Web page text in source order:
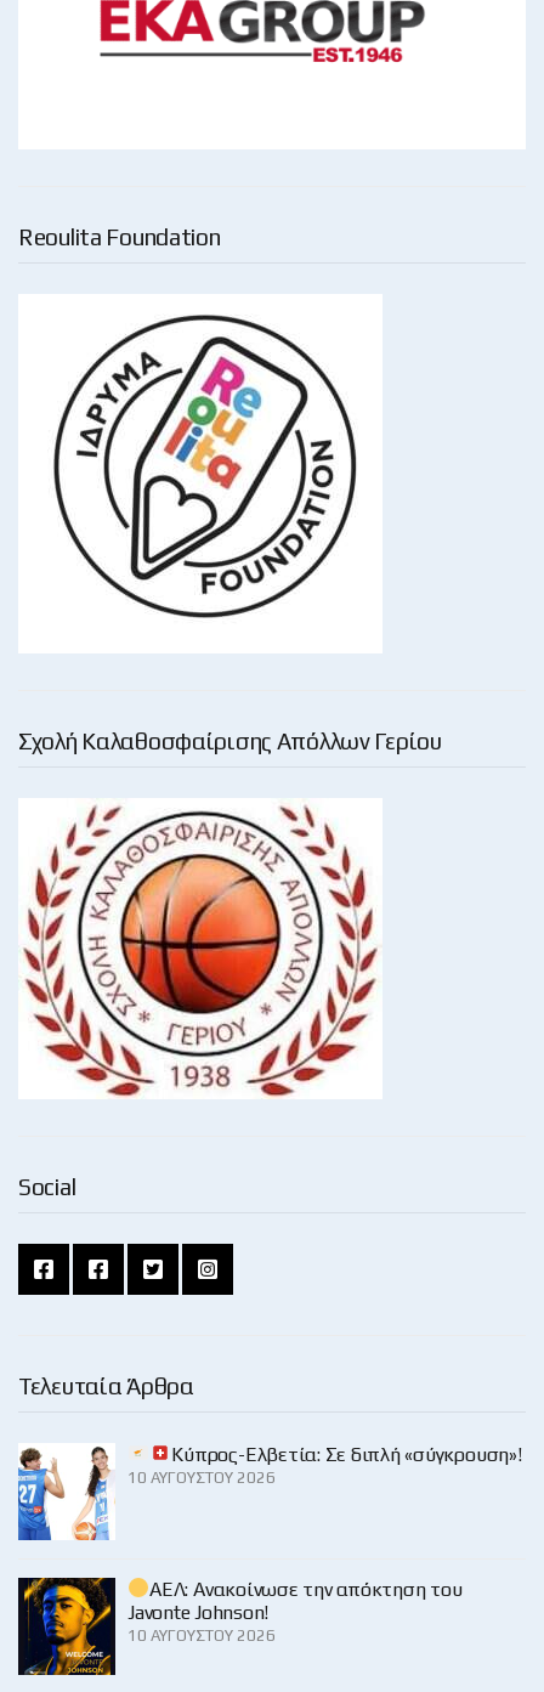
Reoulita Foundation
Σχολή Καλαθοσφαίρισης Απόλλων Γερίου
Social
Τελευταία Άρθρα
Κύπρος-Ελβετία: Σε διπλή «σύγκρουση»!
10 ΑΥΓΟΎΣΤΟΥ 2026
ΑΕΛ: Ανακοίνωσε την απόκτηση του
Javonte Johnson!
10 ΑΥΓΟΎΣΤΟΥ 2026